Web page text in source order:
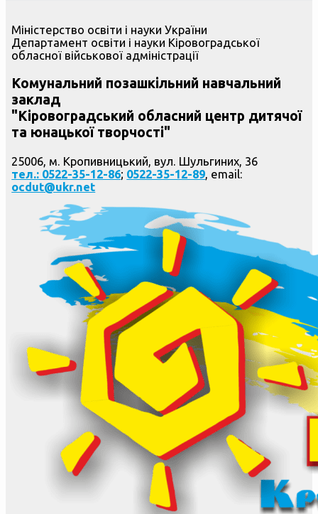
Міністерство освіти і науки України
Департамент освіти і науки Кіровоградської
обласної військової адміністрації
Комунальний позашкільний навчальний
заклад
"Кіровоградський обласний центр дитячої
та юнацької творчості"
25006, м. Кропивницький, вул. Шульгиних, 36
тел.: 0522-35-12-86; 0522-35-12-89, email:
ocdut@ukr.net